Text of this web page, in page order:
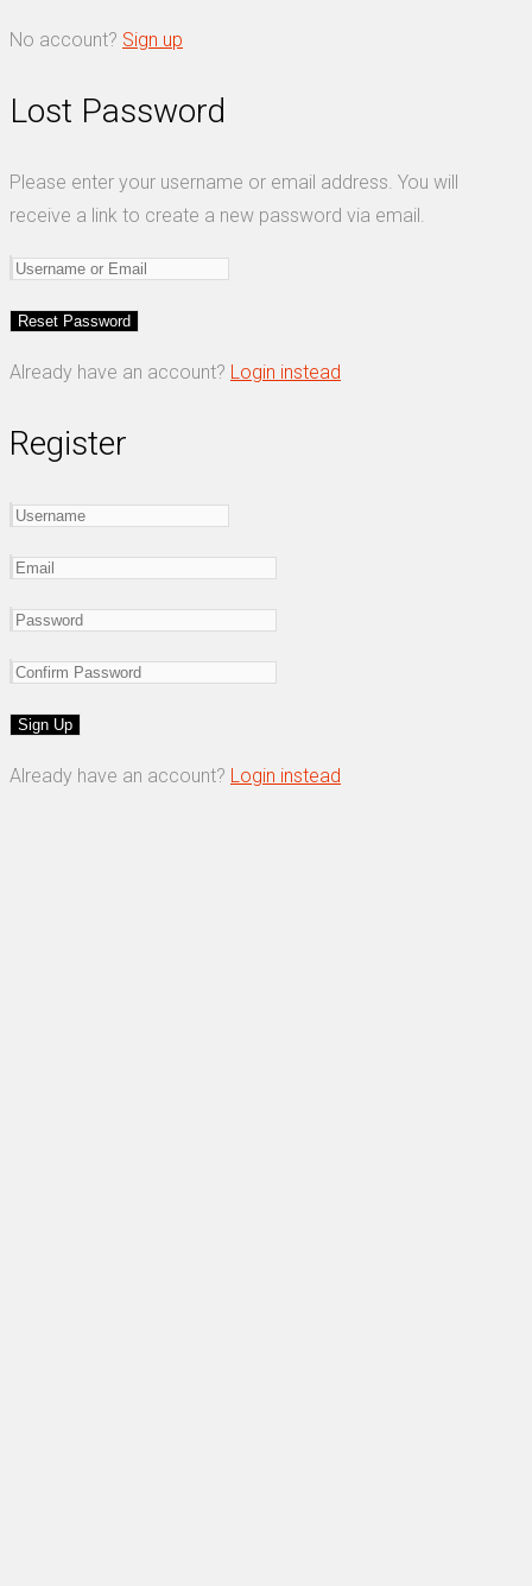
No account? Sign up
Lost Password
Please enter your username or email address. You will
receive a link to create a new password via email.
Already have an account? Login instead
Register
Already have an account? Login instead